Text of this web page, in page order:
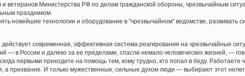
и ветеранов Министерства РФ по делам гражданской обороны, чрезвычайным
праздником.
новейшие технологии и оборудование в "чрезвычайном" ведомстве, развивать
современная, эффективная система реагирования на чрезвычайные
— в России и далеко за ее пределами, спасли немало человеческих жизней, —
первыми приходите на помощь тем, кому трудно, кто попал в беду. Работаете
а призвание. И только мужественные, сильные духом люди — выбирают этот